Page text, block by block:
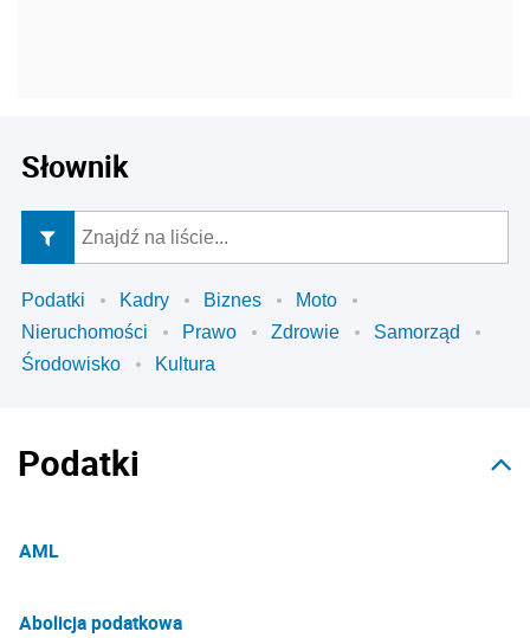
Słownik
Podatki Kadry Biznes
Moto
Nieruchomości
Prawo Zdrowie
Samorząd
Środowisko
Kultura
Podatki
AML
Abolicja podatkowa